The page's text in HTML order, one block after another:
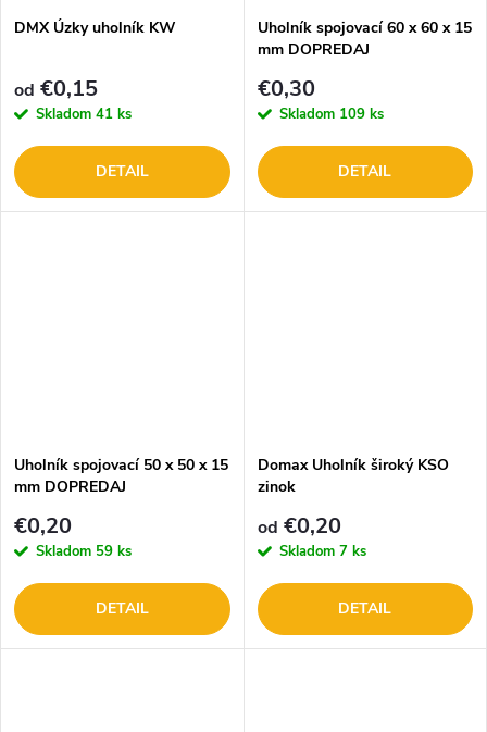
DMX Úzky uholník KW
od €0,15
Skladom 41 ks
DETAIL
Uholník spojovací 60 x 60 x 15
mm DOPREDAJ
€0,30
Skladom 109 ks
DETAIL
Uholník spojovací 50 x 50 x 15
mm DOPREDAJ
€0,20
Skladom 59 ks
DETAIL
Domax Uholník široký KSO
zinok
od €0,20
Skladom 7 ks
DETAIL